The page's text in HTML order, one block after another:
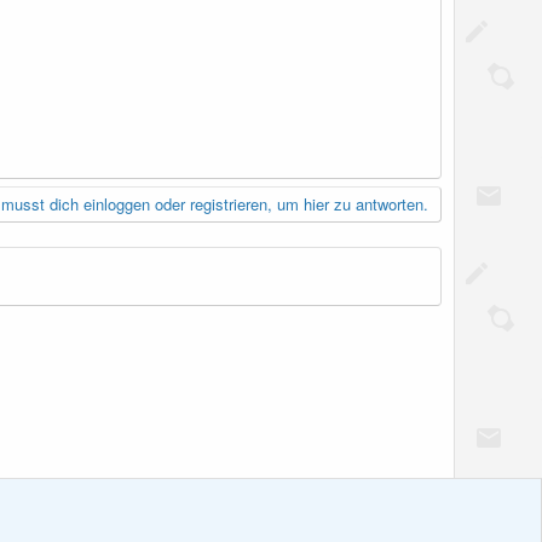
dich einloggen oder registrieren, um hier zu antworten.